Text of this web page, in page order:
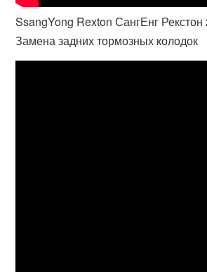
SsangYong Rexton СангЕнг Рекстон
Замена задних тормозных колодок